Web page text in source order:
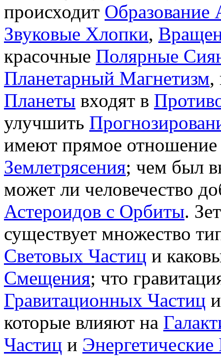
происходит
Звуковые Хлопки,
красочные Полярные
Планетарный Магнетизм,
Планеты входят в
улучшить
имеют прямое
Землетрясения; чем был
может ли человечество
Астероидов с Орбиты.
существует множество
Световых Частиц и
Смещения; что
Гравитационных Частиц
которые влияют на
Частиц и